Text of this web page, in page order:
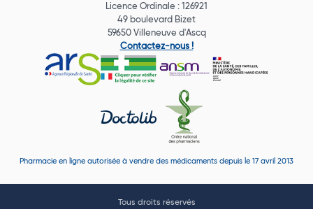
Licence Ordinale : 126921
49 boulevard Bizet
59650 Villeneuve d'Ascq
Contactez-nous !
Pharmacie en ligne autorisée à vendre des médicaments depuis le 17 avril 2013
Tous droits réservés